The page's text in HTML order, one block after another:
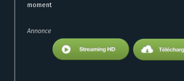
moment
Annonce